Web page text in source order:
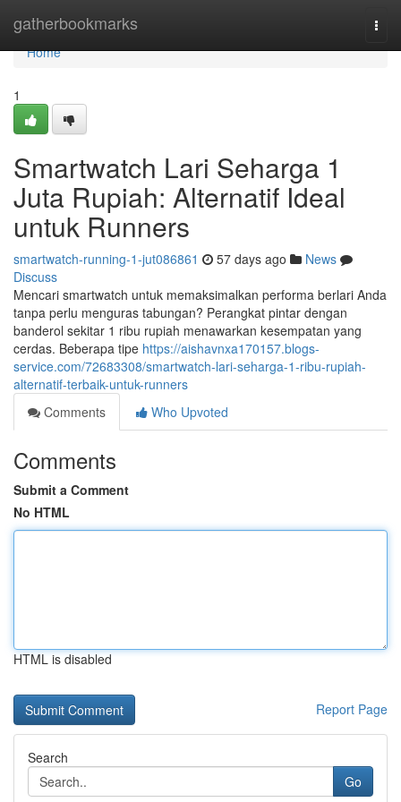
gatherbookmarks
Home
Home
1
Smartwatch Lari Seharga 1
Juta Rupiah: Alternatif Ideal
untuk Runners
smartwatch-running-1-jut086861 57 days ago
News
Discuss
Mencari smartwatch untuk memaksimalkan performa berlari Anda
tanpa perlu menguras tabungan? Perangkat pintar dengan
banderol sekitar 1 ribu rupiah menawarkan kesempatan yang
cerdas. Beberapa tipe https://aishavnxa170157.blogs-
service.com/72683308/smartwatch-lari-seharga-1-ribu-rupiah-
alternatif-terbaik-untuk-runners
Comments
Who Upvoted
Comments
Submit a Comment
No HTML
HTML is disabled
Report Page
Search
Go